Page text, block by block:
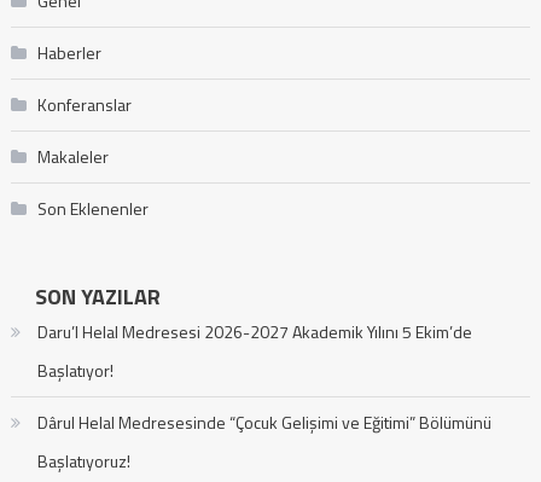
Haberler
Konferanslar
Makaleler
Son Eklenenler
SON YAZILAR
Daru’l Helal Medresesi 2026-2027 Akademik Yılını 5 Ekim’de
Başlatıyor!
Dârul Helal Medresesinde “Çocuk Gelişimi ve Eğitimi” Bölümünü
Başlatıyoruz!